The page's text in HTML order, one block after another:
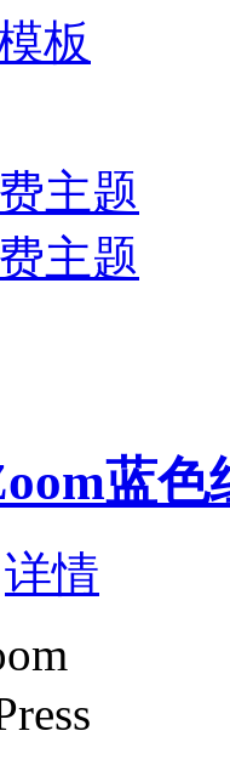
板
主题
主题
蓝
详情